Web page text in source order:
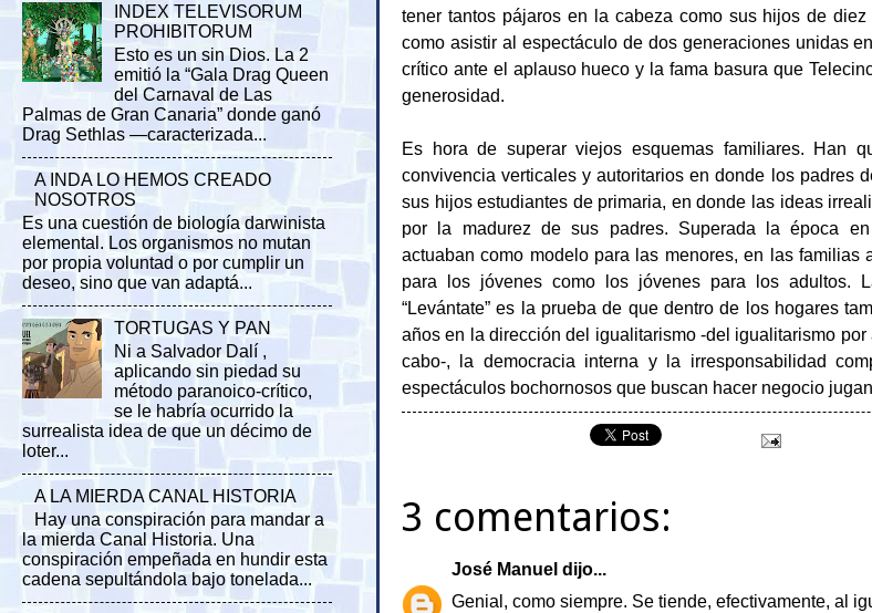
tener tantos pájaros en la cabeza como sus hijos de
como asistir al espectáculo de dos generaciones unidas
crítico ante el aplauso hueco y la fama basura que
generosidad.
Es hora de superar viejos esquemas familiares. Han
convivencia verticales y autoritarios en donde los padres
sus hijos estudiantes de primaria, en donde las ideas
por la madurez de sus padres. Superada la época
actuaban como modelo para las menores, en las familias
para los jóvenes como los jóvenes para los adultos.
“Levántate” es la prueba de que dentro de los hogares
años en la dirección del igualitarismo -del igualitarismo
cabo-, la democracia interna y la irresponsabilidad
espectáculos bochornosos que buscan hacer negocio
3 comentarios:
José Manuel dijo...
Genial, como siempre. Se tiende, efectivamente, al
INDEX TELEVISORUM
PROHIBITORUM
Esto es un sin Dios. La 2
emitió la “Gala Drag Queen
del Carnaval de Las
Palmas de Gran Canaria” donde ganó
Drag Sethlas —caracterizada...
A INDA LO HEMOS CREADO
NOSOTROS
Es una cuestión de biología darwinista
elemental. Los organismos no mutan
por propia voluntad o por cumplir un
deseo, sino que van adaptá...
TORTUGAS Y PAN
Ni a Salvador Dalí ,
aplicando sin piedad su
método paranoico-crítico,
se le habría ocurrido la
surrealista idea de que un décimo de
loter...
A LA MIERDA CANAL HISTORIA
Hay una conspiración para mandar a
la mierda Canal Historia. Una
conspiración empeñada en hundir esta
cadena sepultándola bajo tonelada...